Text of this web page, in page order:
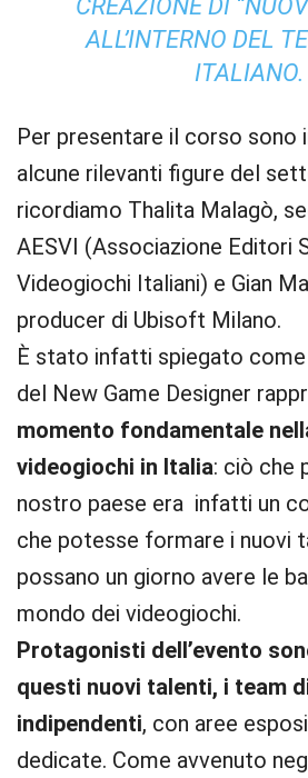
CREAZIONE DI
ALL’INTERNO DEL
ITALIANO.
Per presentare il corso sono
alcune rilevanti figure del
ricordiamo Thalita Malagò,
AESVI (Associazione Editori
Videogiochi Italiani) e Gian
producer di Ubisoft Milano.
È stato infatti spiegato
del New Game Designer
momento fondamentale
videogiochi in Italia: ciò che
nostro paese era infatti un
che potesse formare i nuovi
possano un giorno avere le
mondo dei videogiochi.
Protagonisti dell’evento
questi nuovi talenti, i team
indipendenti, con aree
dedicate. Come avvenuto